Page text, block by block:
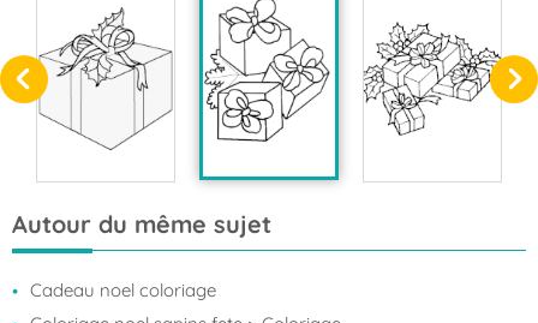
Autour du même sujet
Cadeau noel coloriage